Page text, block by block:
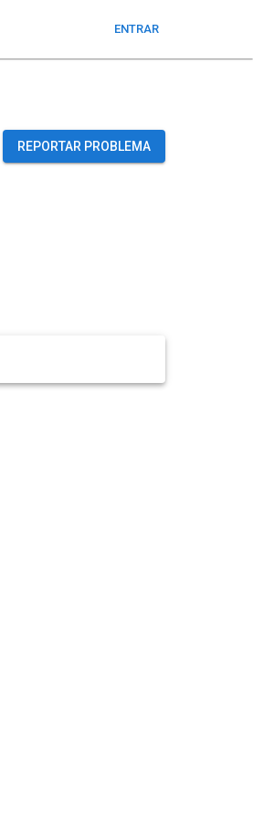
ENTRAR
REPORTAR PROBLEMA